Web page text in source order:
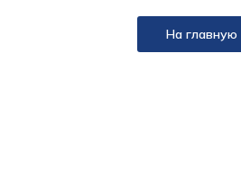
На главную